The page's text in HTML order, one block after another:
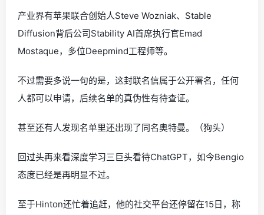
产业界有苹果联合创始人Steve Wozniak、Stable
Diffusion背后公司Stability AI首席执行官Emad
Mostaque，多位Deepmind工程师等。
不过需要多说一句的是，这封联名信属于公开署名，任何
人都可以申请，后续名单的真伪性有待查证。
甚至还有人发现名单里还出现了同名奥特曼。（狗头）
回过头再来看深度学习三巨头看待ChatGPT，如今Bengio
态度已经是再明显不过。
至于Hinton还忙着追赶，他的社交平台还停留在15日，称